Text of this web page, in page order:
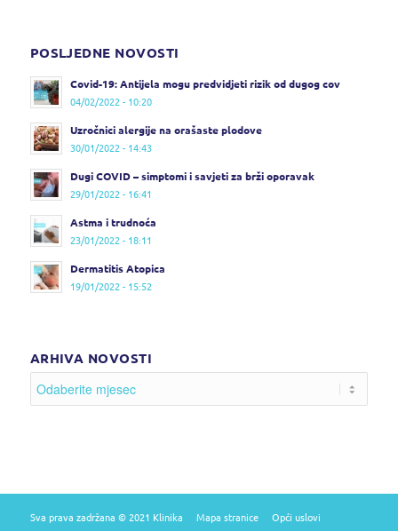
POSLJEDNE NOVOSTI
Covid-19: Antijela mogu predvidjeti rizik od dugog cov
04/02/2022 - 10:20
Uzročnici alergije na orašaste plodove
30/01/2022 - 14:43
Dugi COVID – simptomi i savjeti za brži oporavak
29/01/2022 - 16:41
Astma i trudnoća
23/01/2022 - 18:11
Dermatitis Atopica
19/01/2022 - 15:52
ARHIVA NOVOSTI
Sva prava zadržana © 2021 Klinika Mapa stranice
Opći uslovi